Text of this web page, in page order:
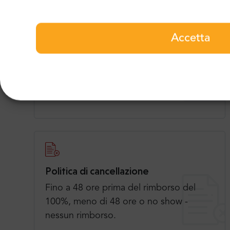
Accetta
Frequenza
Il tour è attivo tutto l'anno: 1 - 30 aprile
Politica di cancellazione
Fino a 48 ore prima del rimborso del
100%, meno di 48 ore o no show -
nessun rimborso.